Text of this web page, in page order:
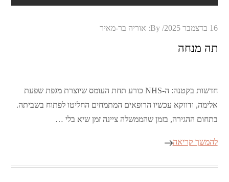
Posted
16 בדצמבר 2025 By: אוריה בר-מאיר
תה מנחה
חדשות בקטנה: ה-NHS כורע תחת העומס שיוצרת מגפת שפעת
אלימה, ודווקא עכשיו הרופאים המתמחים החליטו לפתוח בשביתה.
בתחום ההגירה, בזמן שהממשלה ציינה זמן שיא בלי …
להמשך קריאה